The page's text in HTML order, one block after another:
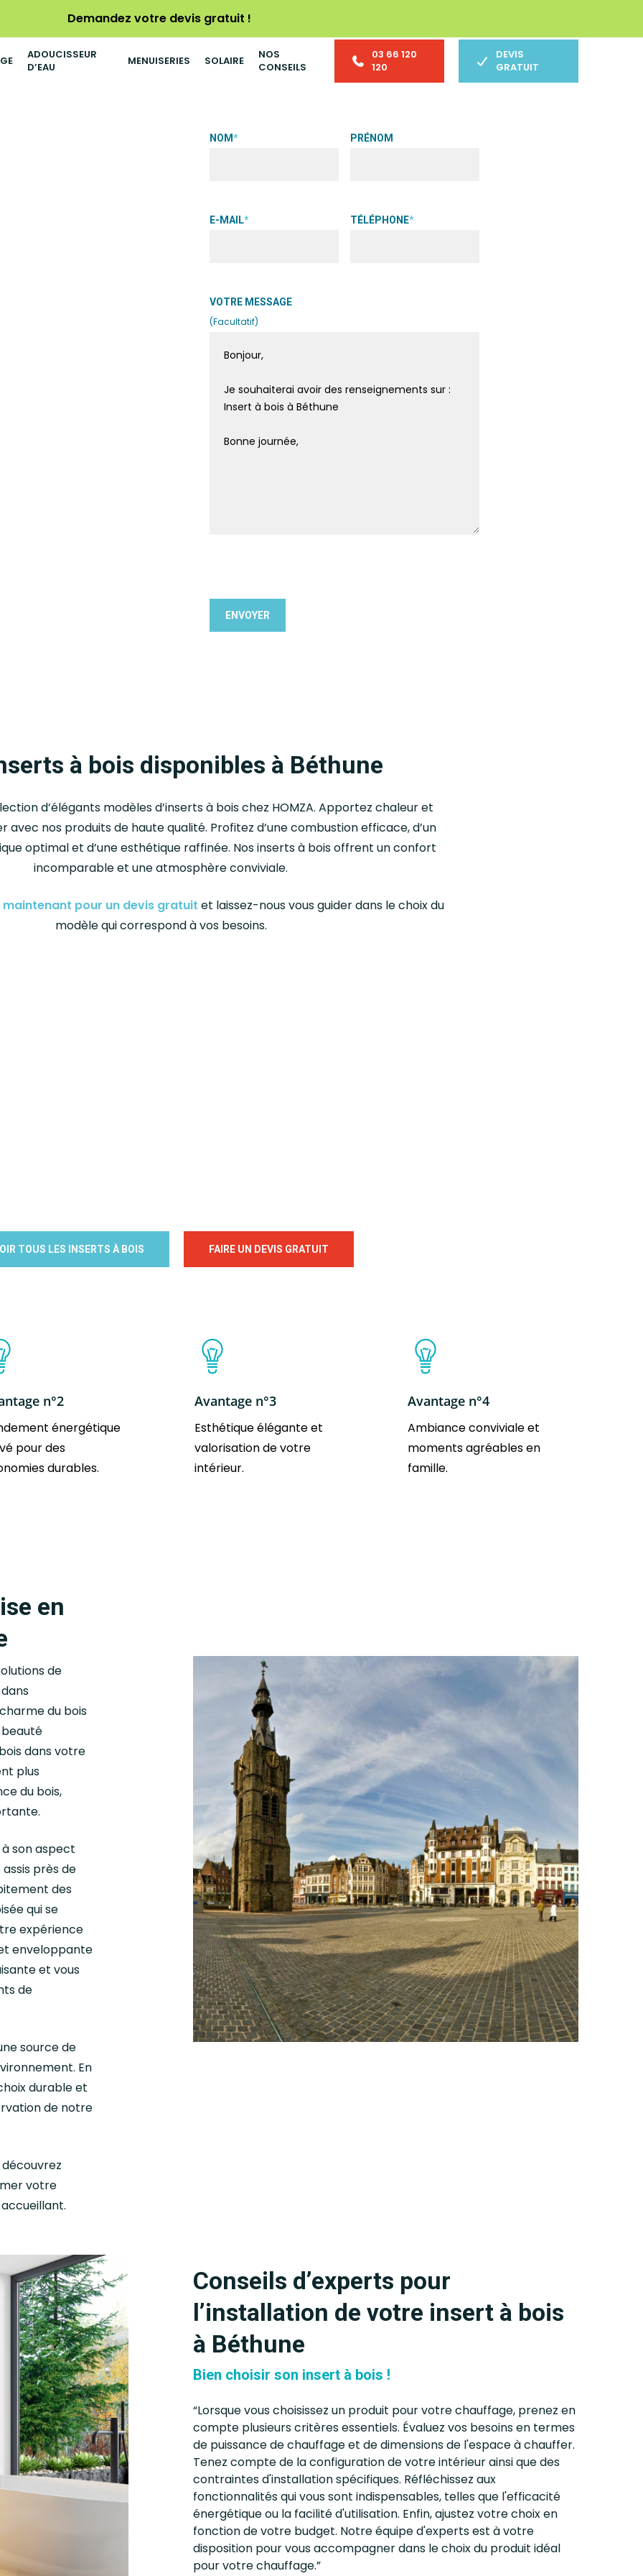
Demandez votre devis gratuit !
ADOUCISSEUR
D’EAU
MENUISERIES SOLAIRE
NOS
CONSEILS
03 66 120
120
DEVIS
GRATUIT
NOM* PRÉNOM
E-MAIL* TÉLÉPHONE*
VOTRE MESSAGE
(Facultatif)
à bois disponibles à Béthune
d’élégants modèles d’inserts à bois chez HOMZA. Apportez chaleur et
nos produits de haute qualité. Profitez d’une combustion efficace, d’un
optimal et d’une esthétique raffinée. Nos inserts à bois offrent un confort
incomparable et une atmosphère conviviale.
pour un devis gratuit et laissez-nous vous guider dans le choix du
modèle qui correspond à vos besoins.
TOUS LES INSERTS À BOIS FAIRE UN DEVIS GRATUIT
n°2
énergétique
pour des
durables.
Avantage n°3
Esthétique élégante et
valorisation de votre
intérieur.
Avantage n°4
Ambiance conviviale et
moments agréables en
famille.
en
de
du bois
beauté
dans votre
plus
du bois,
son aspect
près de
des
qui se
expérience
enveloppante
et vous
de
source de
En
durable et
de notre
votre
Conseils d’experts pour
l’installation de votre insert à bois
à Béthune
Bien choisir son insert à bois !
“Lorsque vous choisissez un produit pour votre chauffage, prenez en
compte plusieurs critères essentiels. Évaluez vos besoins en termes
de puissance de chauffage et de dimensions de l'espace à chauffer.
Tenez compte de la configuration de votre intérieur ainsi que des
contraintes d'installation spécifiques. Réfléchissez aux
fonctionnalités qui vous sont indispensables, telles que l'efficacité
énergétique ou la facilité d'utilisation. Enfin, ajustez votre choix en
fonction de votre budget. Notre équipe d'experts est à votre
disposition pour vous accompagner dans le choix du produit idéal
pour votre chauffage.”